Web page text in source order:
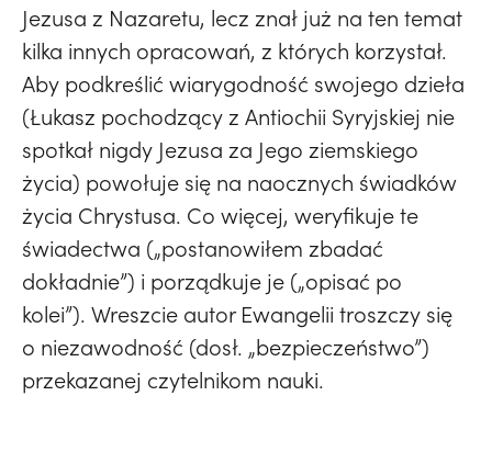
Jezusa z Nazaretu, lecz znał już na ten temat
kilka innych opracowań, z których korzystał.
Aby podkreślić wiarygodność swojego dzieła
(Łukasz pochodzący z Antiochii Syryjskiej nie
spotkał nigdy Jezusa za Jego ziemskiego
życia) powołuje się na naocznych świadków
życia Chrystusa. Co więcej, weryfikuje te
świadectwa („postanowiłem zbadać
dokładnie”) i porządkuje je („opisać po
kolei”). Wreszcie autor Ewangelii troszczy się
o niezawodność (dosł. „bezpieczeństwo”)
przekazanej czytelnikom nauki.